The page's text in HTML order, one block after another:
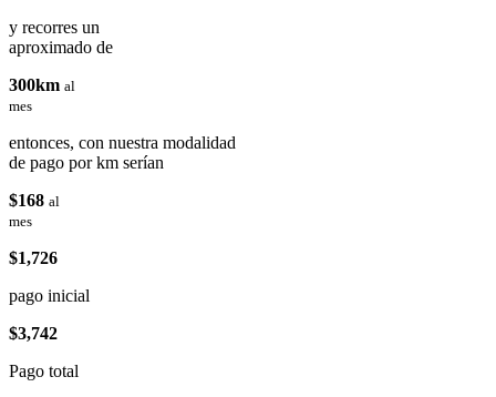
y recorres un
aproximado de
300km al
mes
entonces, con nuestra modalidad
de pago por km serían
$168 al
mes
$1,726
pago inicial
$3,742
Pago total